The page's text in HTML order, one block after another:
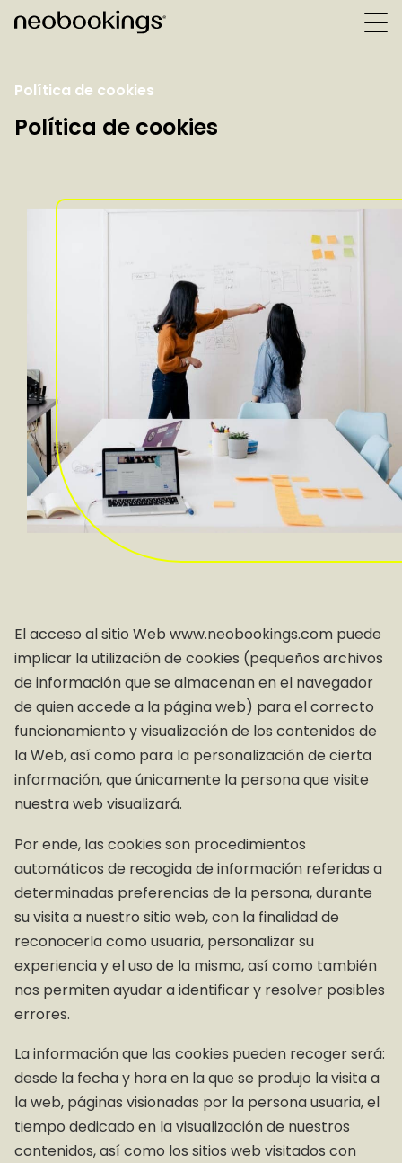
Política de cookies
Política de cookies
El acceso al sitio Web www.neobookings.com puede
implicar la utilización de cookies (pequeños archivos
de información que se almacenan en el navegador
de quien accede a la página web) para el correcto
funcionamiento y visualización de los contenidos de
la Web, así como para la personalización de cierta
información, que únicamente la persona que visite
nuestra web visualizará.
Por ende, las cookies son procedimientos
automáticos de recogida de información referidas a
determinadas preferencias de la persona, durante
su visita a nuestro sitio web, con la finalidad de
reconocerla como usuaria, personalizar su
experiencia y el uso de la misma, así como también
nos permiten ayudar a identificar y resolver posibles
errores.
La información que las cookies pueden recoger será:
desde la fecha y hora en la que se produjo la visita a
la web, páginas visionadas por la persona usuaria, el
tiempo dedicado en la visualización de nuestros
contenidos, así como los sitios web visitados con